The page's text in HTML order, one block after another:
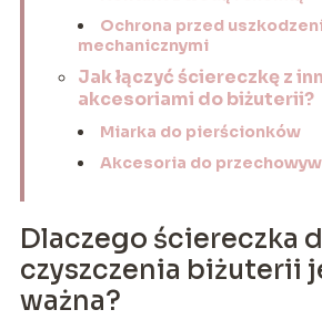
Ochrona przed
mechanicznymi
Jak łączyć ściereczkę z
akcesoriami do biżuterii?
Miarka do pierścionków
Akcesoria do
Dlaczego ściereczka
czyszczenia biżuterii
ważna?